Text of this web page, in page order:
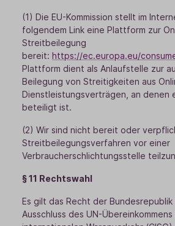
(1) Die EU-Kommission stellt im
folgendem Link eine Plattform zur
Streitbeilegung
bereit: https://ec.europa.eu/
Plattform dient als Anlaufstelle zur
Beilegung von Streitigkeiten aus
Dienstleistungsverträgen, an denen
beteiligt ist.
(2) Wir sind nicht bereit oder
Streitbeilegungsverfahren vor einer
Verbraucherschlichtungsstelle
§ 11 Rechtswahl
Es gilt das Recht der
Ausschluss des UN-